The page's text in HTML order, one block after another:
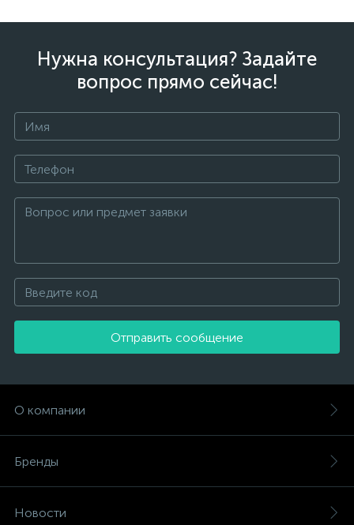
Нужна консультация? Задайте
вопрос прямо сейчас!
Отправить сообщение
О компании
Бренды
Новости